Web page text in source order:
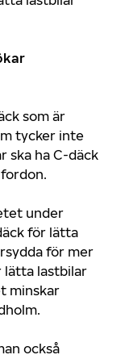
som är
tycker inte
ska ha C-däck
under
för lätta
för mer
lätta lastbilar
minskar
också